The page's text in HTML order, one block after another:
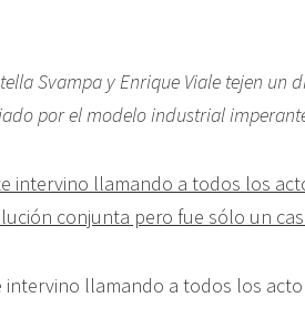
Svampa y Enrique Viale tejen un
por el modelo industrial
intervino llamando a todos los